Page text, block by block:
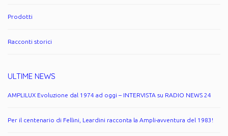
Prodotti
Racconti storici
ULTIME NEWS
AMPLILUX Evoluzione dal 1974 ad oggi – INTERVISTA su RADIO NEWS 24
Per il centenario di Fellini, Leardini racconta la Ampli-avventura del 1983!